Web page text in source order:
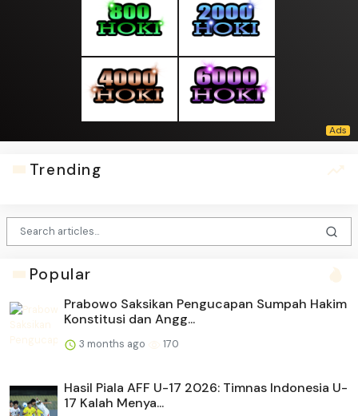
Trending
Popular
Prabowo Saksikan Pengucapan Sumpah Hakim
Konstitusi dan Angg...
3 months ago 170
Hasil Piala AFF U-17 2026: Timnas Indonesia U-
17 Kalah Menya...